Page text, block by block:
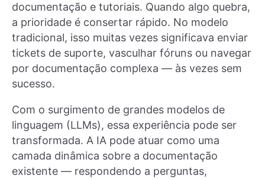
documentação e tutoriais. Quando algo quebra,
a prioridade é consertar rápido. No modelo
tradicional, isso muitas vezes significava enviar
tickets de suporte, vasculhar fóruns ou navegar
por documentação complexa — às vezes sem
sucesso.
Com o surgimento de grandes modelos de
linguagem (LLMs), essa experiência pode ser
transformada. A IA pode atuar como uma
camada dinâmica sobre a documentação
existente — respondendo a perguntas,